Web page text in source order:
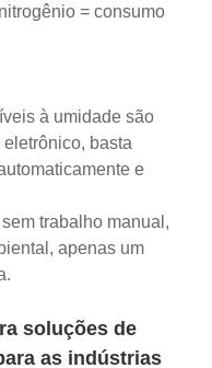
= consumo
à umidade são
basta
e
trabalho manual,
apenas um
soluções de
as indústrias